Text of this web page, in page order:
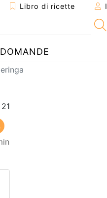
Libro di ricette
DOMANDE
ad un
l'autore